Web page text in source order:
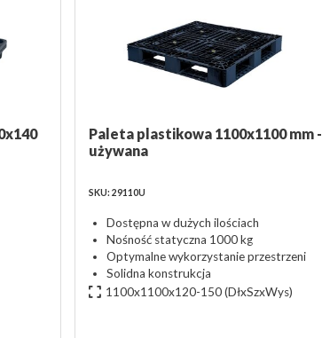
Paleta plastikowa 1100x1100 mm -
używana
SKU: 29110U
Dostępna w dużych ilościach
Nośność statyczna 1000 kg
Optymalne wykorzystanie przestrzeni
Solidna konstrukcja
1100x1100x120-150(DłxSzxWys)